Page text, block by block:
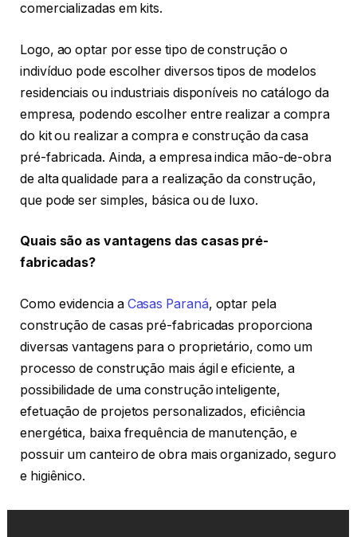
comercializadas em kits.
Logo, ao optar por esse tipo de construção o
indivíduo pode escolher diversos tipos de modelos
residenciais ou industriais disponíveis no catálogo da
empresa, podendo escolher entre realizar a compra
do kit ou realizar a compra e construção da casa
pré-fabricada. Ainda, a empresa indica mão-de-obra
de alta qualidade para a realização da construção,
que pode ser simples, básica ou de luxo.
Quais são as vantagens das casas pré-
fabricadas?
Como evidencia a Casas Paraná, optar pela
construção de casas pré-fabricadas proporciona
diversas vantagens para o proprietário, como um
processo de construção mais ágil e eficiente, a
possibilidade de uma construção inteligente,
efetuação de projetos personalizados, eficiência
energética, baixa frequência de manutenção, e
possuir um canteiro de obra mais organizado, seguro
e higiênico.